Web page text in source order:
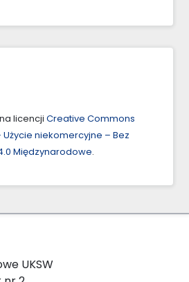
licencji Creative Commons
niekomercyjne – Bez
Międzynarodowe.
UKSW